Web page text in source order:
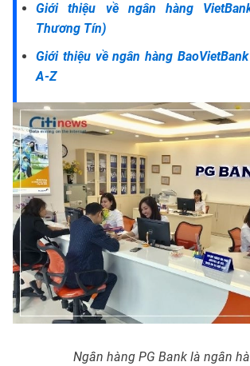
Giới thiệu về ngân hàng
Thương Tín)
Giới thiệu về ngân hàng
A-Z
Ngân hàng PG Bank là ngân